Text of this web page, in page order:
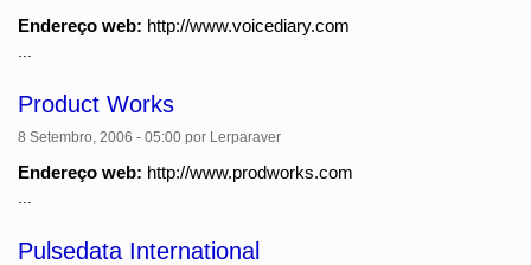
Endereço web: http://www.voicediary.com
Product Works
8 Setembro, 2006 - 05:00 por Lerparaver
Endereço web: http://www.prodworks.com
Pulsedata International